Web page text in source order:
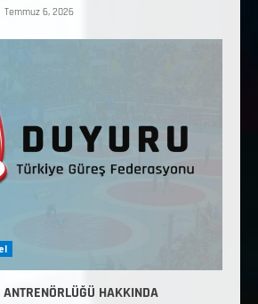
Temmuz 6, 2026
HAKKINDA